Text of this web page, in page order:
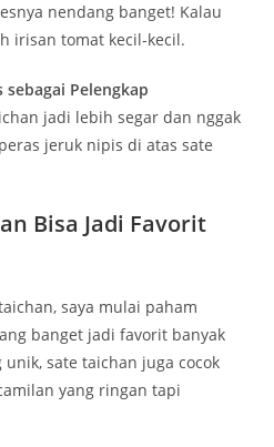
nendang banget! Kalau
irisan tomat kecil-kecil.
sebagai Pelengkap
jadi lebih segar dan nggak
jeruk nipis di atas sate
Bisa Jadi Favorit
saya mulai paham
banget jadi favorit banyak
sate taichan juga cocok
yang ringan tapi